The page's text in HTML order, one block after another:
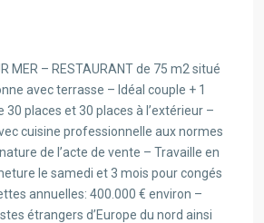
MER – RESTAURANT de 75 m2 situé
avec terrasse – Idéal couple + 1
30 places et 30 places à l’extérieur –
cuisine professionnelle aux normes
de l’acte de vente – Travaille en
le samedi et 3 mois pour congés
annuelles: 400.000 € environ –
étrangers d’Europe du nord ainsi